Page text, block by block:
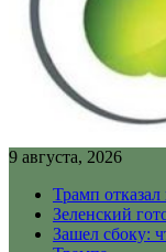
9 августа, 2026
Трамп
Зеленский
Зашел сбоку: